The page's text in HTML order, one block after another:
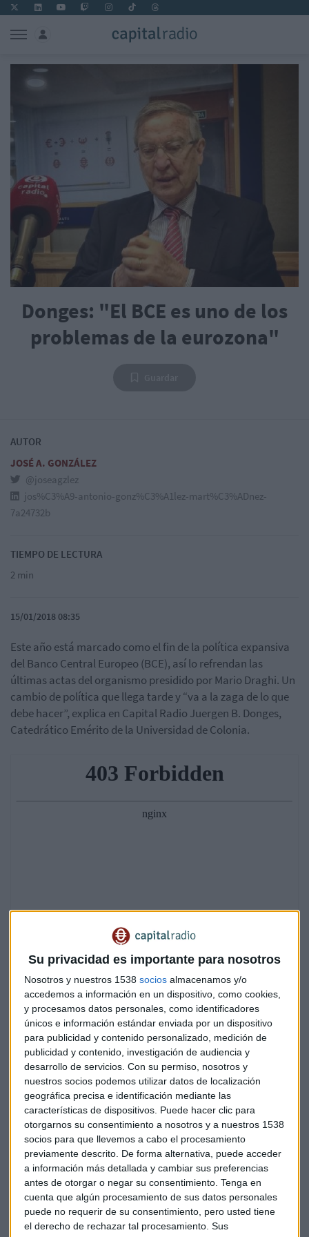
Su privacidad es importante para nosotros
Nosotros y nuestros 1538 socios almacenamos y/o
accedemos a información en un dispositivo, como cookies,
y procesamos datos personales, como identificadores
únicos e información estándar enviada por un dispositivo
para publicidad y contenido personalizado, medición de
publicidad y contenido, investigación de audiencia y
desarrollo de servicios. Con su permiso, nosotros y
nuestros socios podemos utilizar datos de localización
geográfica precisa e identificación mediante las
características de dispositivos. Puede hacer clic para
otorgarnos su consentimiento a nosotros y a nuestros 1538
socios para que llevemos a cabo el procesamiento
previamente descrito. De forma alternativa, puede acceder
a información más detallada y cambiar sus preferencias
antes de otorgar o negar su consentimiento. Tenga en
cuenta que algún procesamiento de sus datos personales
puede no requerir de su consentimiento, pero usted tiene
el derecho de rechazar tal procesamiento. Sus
Donges: "El BCE es uno de los
problemas de la eurozona"
AUTOR
JOSÉ A. GONZÁLEZ
@joseagzlez
jos%C3%A9-antonio-gonz%C3%A1lez-mart%C3%ADnez-
7a24732b
TIEMPO DE LECTURA
2 min
15/01/2018 08:35
Este año está marcado como el fin de la política expansiva
del Banco Central Europeo (BCE), así lo refrendan las
últimas actas del organismo presidido por Mario Draghi. Un
cambio de política que llega tarde y “va a la zaga de lo que
debe hacer”, explica en Capital Radio Juergen B. Donges,
Catedrático Emérito de la Universidad de Colonia.
“No tiene ningún sentido que la política económica europea
sea más expansiva que hace unos años. Si demora más su
salida de la política expansiva será negativo”, añade
Donges. Esta es uno de los cambios que Europa necesita y
“para ello es necesario un gobierno estable en Alemania.
Explica, también, que la política actual del BCE “es un
problema para la zona euro”.
En cuanto a Alemania, “hasta marzo o abril no habrá
gobierno” en opinión del catedrático emérito de la
Universidad de Colonia. Sin embargo, esta parálisis política
de más de 100 días en la locomotora europea no ha
afectado a la economía nacional.